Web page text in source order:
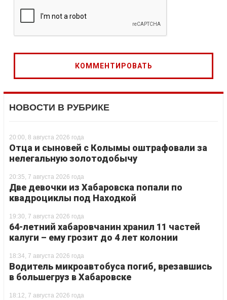
НОВОСТИ В РУБРИКЕ
20:00, 8 августа 2026 года
Отца и сыновей с Колымы оштрафовали за
нелегальную золотодобычу
20:35, 7 августа 2026 года
Две девочки из Хабаровска попали по
квадроциклы под Находкой
19:30, 7 августа 2026 года
64-летний хабаровчанин хранил 11 частей
калуги – ему грозит до 4 лет колонии
18:34, 7 августа 2026 года
Водитель микроавтобуса погиб, врезавшись
в большегруз в Хабаровске
18:12, 7 августа 2026 года